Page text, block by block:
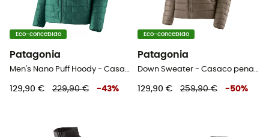
Eco-concebido
Patagonia
Men's Nano Puff Hoody - Casaco penas homem
129,90 € 229,90 € -43%
Eco-concebido
Patagonia
Down Sweater - Casaco penas mulher
129,90 € 259,90 € -50%